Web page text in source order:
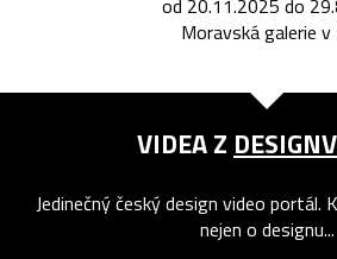
od 20.11.2025 do
Moravská galerie v
VIDEA Z
Jedinečný český design video portál.
nejen o designu...